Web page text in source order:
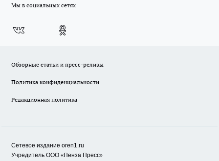
Мы в социальных сетях
Обзорные статьи и пресс-релизы
Политика конфиденциальности
Редакционная политика
Сетевое издание oren1.ru
Учредитель ООО «Пенза Пресс»